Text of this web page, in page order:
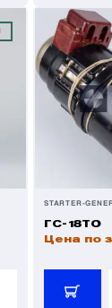
STARTER-
ГС-18ТО
Цена по